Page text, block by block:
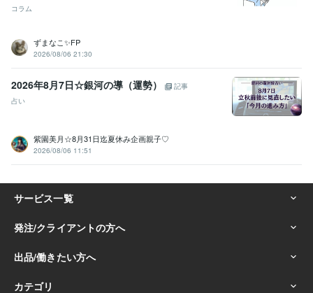
コラム
ずまなこ✨FP
2026/08/06 21:30
2026年8月7日☆銀河の導（運勢）
記事
占い
紫園美月☆8月31日迄夏休み企画親子♡
2026/08/06 11:51